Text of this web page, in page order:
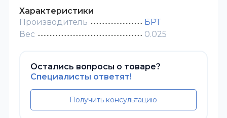
Характеристики
Производитель
БРТ
Вес
0.025
Остались вопросы о товаре?
Специалисты ответят!
Получить консультацию